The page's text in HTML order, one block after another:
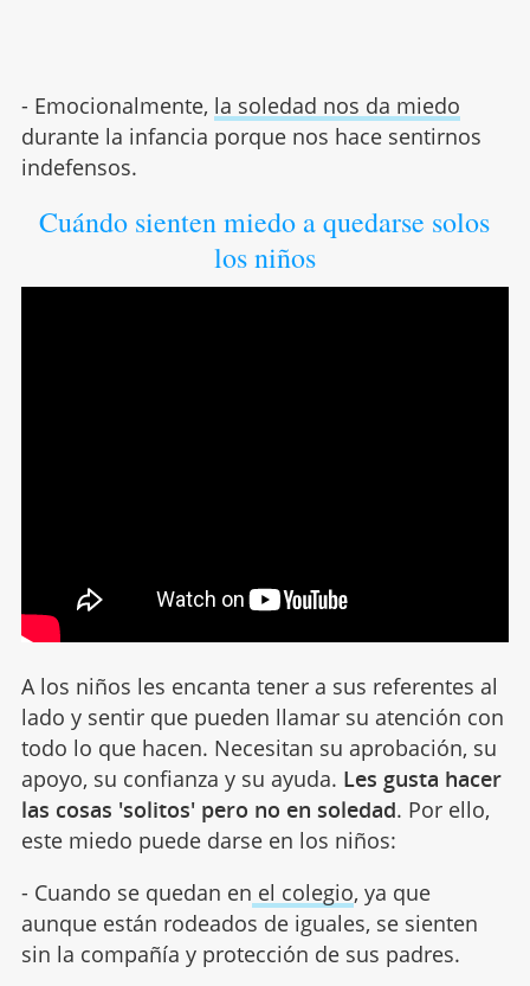
- Emocionalmente, la soledad nos da miedo
durante la infancia porque nos hace sentirnos
indefensos.
Cuándo sienten miedo a quedarse solos
los niños
A los niños les encanta tener a sus referentes al
lado y sentir que pueden llamar su atención con
todo lo que hacen. Necesitan su aprobación, su
apoyo, su confianza y su ayuda. Les gusta hacer
las cosas 'solitos' pero no en soledad. Por ello,
este miedo puede darse en los niños:
- Cuando se quedan en el colegio, ya que
aunque están rodeados de iguales, se sienten
sin la compañía y protección de sus padres.